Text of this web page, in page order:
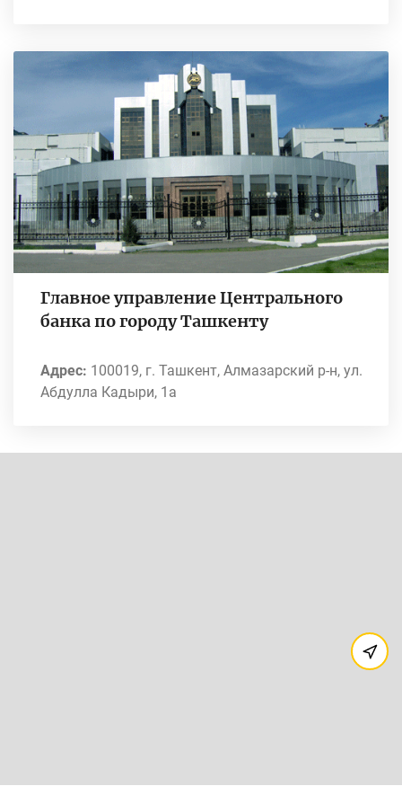
Главное управление Центрального
банка по городу Ташкенту
Адрес: 100019, г. Ташкент, Алмазарский р-н, ул.
Абдулла Кадыри, 1а